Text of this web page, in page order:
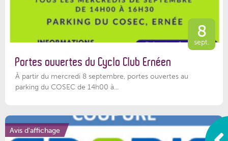
8
sept.
Portes ouvertes du Cyclo Club Ernéen
À partir du mercredi 8 septembre, portes ouvertes au
parking du COSEC de 14h00 à...
Avis d'affichage